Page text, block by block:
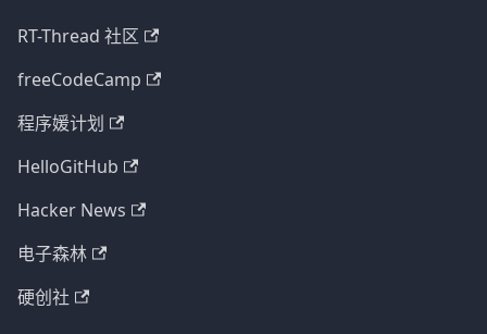
RT-Thread 社区
freeCodeCamp
程序媛计划
HelloGitHub
Hacker News
电子森林
硬创社